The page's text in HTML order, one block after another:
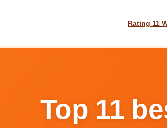
Rating 11
Top 11